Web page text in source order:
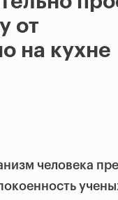
от
на кухне
человека